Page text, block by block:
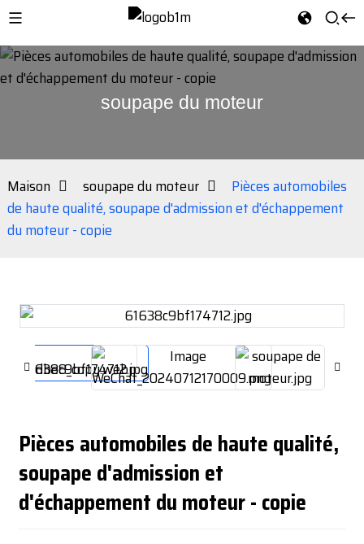
soupape du moteur
Maison soupape du moteur
Pièces automobiles
de haute qualité, soupape d'admission et d'échappement
du moteur - copie
Pièces automobiles de haute qualité,
soupape d'admission et
d'échappement du moteur - copie